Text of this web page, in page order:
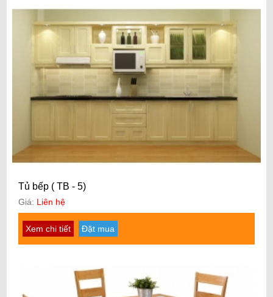
Tủ bếp ( TB - 5)
Giá: Liên hệ
Xem chi tiết Đặt mua